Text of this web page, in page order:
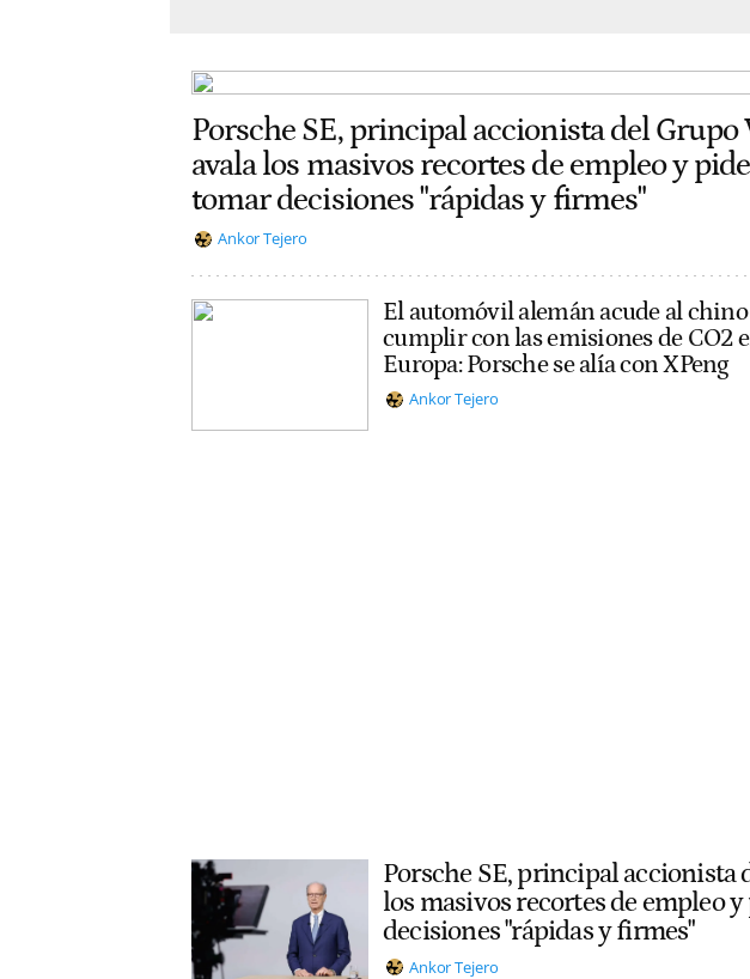
Porsche SE, principal accionista del Grupo
avala los masivos recortes de empleo y pide
tomar decisiones "rápidas y firmes"
Ankor Tejero
El automóvil alemán acude al
cumplir con las emisiones de CO2
Europa: Porsche se alía con XPeng
Ankor Tejero
Porsche SE, principal accionista
los masivos recortes de empleo
decisiones "rápidas y firmes"
Ankor Tejero